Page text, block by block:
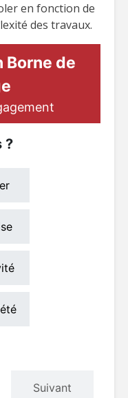
en fonction de
des travaux.